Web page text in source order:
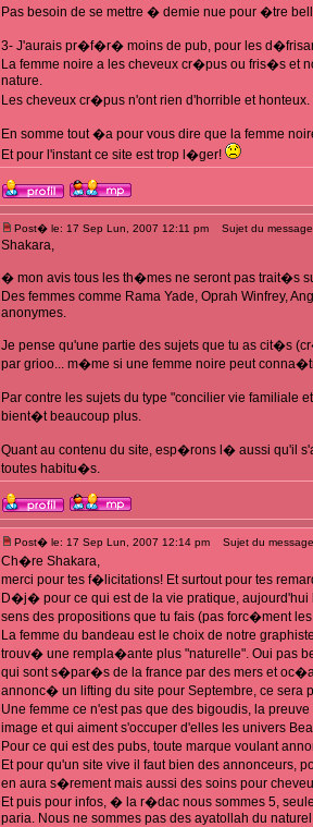
Pas besoin de se mettre � demie nue pour �tre
3- J'aurais pr�f�r� moins de pub, pour les
La femme noire a les cheveux cr�pus ou fris�s et
nature.
Les cheveux cr�pus n'ont rien d'horrible et honteux.
En somme tout �a pour vous dire que la femme
Et pour l'instant ce site est trop l�ger!
Post� le: 17 Sep Lun, 2007 12:11 pm Sujet du
Shakara,
� mon avis tous les th�mes ne seront pas trait�s
Des femmes comme Rama Yade, Oprah
anonymes.
Je pense qu'une partie des sujets que tu as cit�s
par grioo... m�me si une femme noire peut
Par contre les sujets du type "concilier vie familiale
bient�t beaucoup plus.
Quant au contenu du site, esp�rons l� aussi qu'il
toutes habitu�s.
Post� le: 17 Sep Lun, 2007 12:14 pm Sujet du
Ch�re Shakara,
merci pour tes f�licitations! Et surtout pour tes
D�j� pour ce qui est de la vie pratique, aujourd'hui
sens des propositions que tu fais (pas forc�ment
La femme du bandeau est le choix de notre
trouv� une rempla�ante plus "naturelle". Oui pas
qui sont s�par�s de la france par des mers et
annonc� un lifting du site pour Septembre, ce sera
Une femme ce n'est pas que des bigoudis, la
image et qui aiment s'occuper d'elles les univers
Pour ce qui est des pubs, toute marque voulant
Et pour qu'un site vive il faut bien des annonceurs,
en aura s�rement mais aussi des soins pour
Et puis pour infos, � la r�dac nous sommes 5,
paria. Nous ne sommes pas des ayatollah du